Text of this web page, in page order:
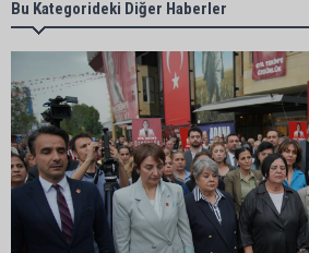
Yüreğir’de başkan
taşındı
Adanalı sanatçıdan
ara verdi
Büyükşehirden
makinesi
Bu Kategorideki Diğer Haberler